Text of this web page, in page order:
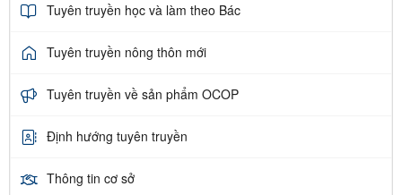
Tuyên truyền học và làm theo Bác
Tuyên truyền nông thôn mới
Tuyên truyền về sản phẩm OCOP
Định hướng tuyên truyền
Thông tin cơ sở